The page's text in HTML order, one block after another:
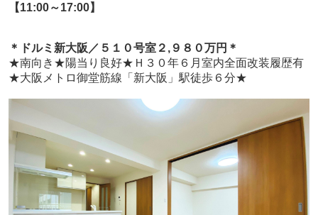
【11:00～17:00】
＊ドルミ新大阪／５１０号室２ ,９８０万円 ＊
★南向き★陽当り良好★Ｈ３０年６月室内全面改装履歴有
★大阪メトロ御堂筋線「新大阪」駅徒歩６分★